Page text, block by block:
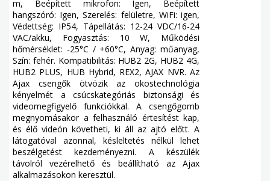
m, Beépített mikrofon: Igen, Beépített
hangszóró: Igen, Szerelés: felületre, WiFi: igen,
Védettség: IP54, Tápellátás: 12-24 VDC/16-24
VAC/akku, Fogyasztás: 10 W, Működési
hőmérséklet: -25°C / +60°C, Anyag: műanyag,
Szín: fehér. Kompatibilitás: HUB2 2G, HUB2 4G,
HUB2 PLUS, HUB Hybrid, REX2, AJAX NVR. Az
Ajax csengők ötvözik az okostechnológia
kényelmét a csúcskategóriás biztonsági és
videomegfigyelő funkciókkal. A csengőgomb
megnyomásakor a felhasználó értesítést kap,
és élő videón követheti, ki áll az ajtó előtt. A
látogatóval azonnal, késleltetés nélkül lehet
beszélgetést kezdeményezni. A készülék
távolról vezérelhető és beállítható az Ajax
alkalmazásokon keresztül.